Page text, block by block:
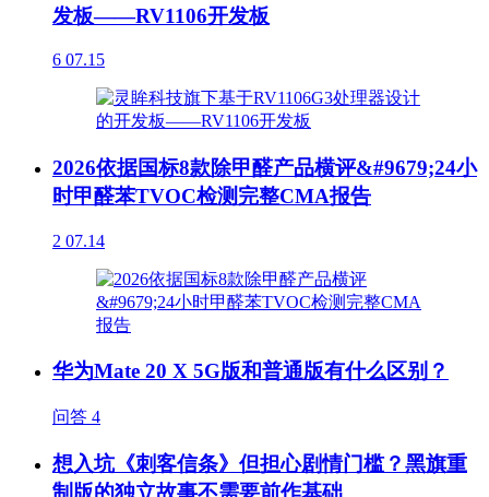
发板——RV1106开发板
6 07.15
2026依据国标8款除甲醛产品横评&#9679;24小
时甲醛苯TVOC检测完整CMA报告
2 07.14
华为Mate 20 X 5G版和普通版有什么区别？
问答 4
想入坑《刺客信条》但担心剧情门槛？黑旗重
制版的独立故事不需要前作基础